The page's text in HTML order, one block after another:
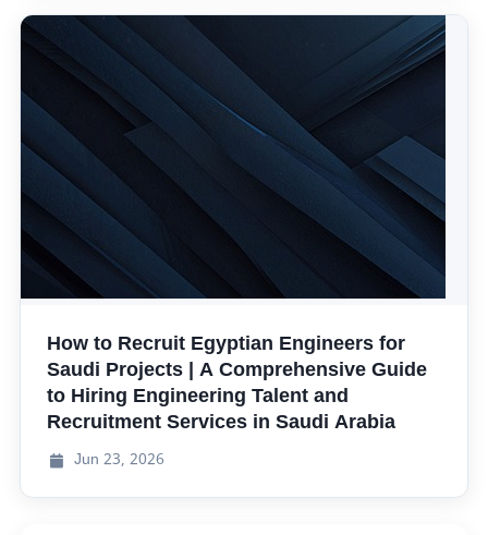
How to Recruit Egyptian Engineers for
Saudi Projects | A Comprehensive Guide
to Hiring Engineering Talent and
Recruitment Services in Saudi Arabia
Jun23, 2026